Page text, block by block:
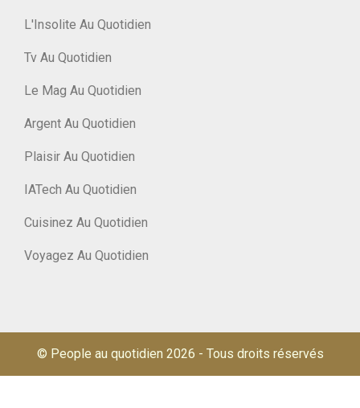
L'Insolite Au Quotidien
Tv Au Quotidien
Le Mag Au Quotidien
Argent Au Quotidien
Plaisir Au Quotidien
IATech Au Quotidien
Cuisinez Au Quotidien
Voyagez Au Quotidien
© People au quotidien 2026 - Tous droits réservés